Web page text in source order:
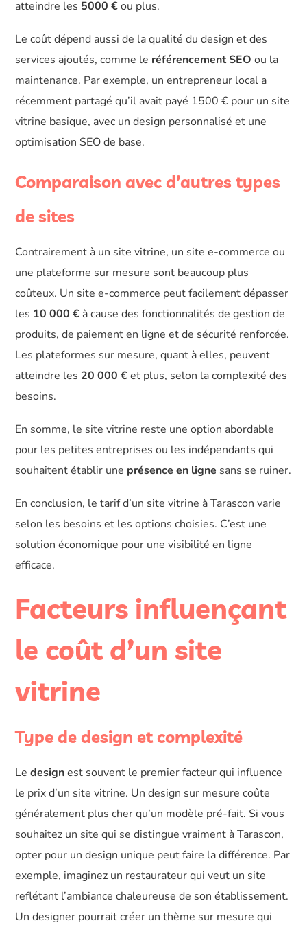
atteindre les 5000 €ou plus.
Le coût dépend aussi de la qualité du design et des
services ajoutés, comme le référencement SEO ou la
maintenance. Par exemple, un entrepreneur local a
récemment partagé qu’il avait payé 1500 € pour un site
vitrine basique, avec un design personnalisé et une
optimisation SEO de base.
Comparaison avec d’autres types
de sites
Contrairement à un site vitrine, un site e-commerce ou
une plateforme sur mesure sont beaucoup plus
coûteux. Un site e-commerce peut facilement dépasser
les 10 000 € à cause des fonctionnalités de gestion de
produits, de paiement en ligne et de sécurité renforcée.
Les plateformes sur mesure, quant à elles, peuvent
atteindre les 20 000 €et plus, selon la complexité des
besoins.
En somme, le site vitrine reste une option abordable
pour les petites entreprises ou les indépendants qui
souhaitent établir une présence en ligne sans se ruiner.
En conclusion, le tarif d’un site vitrine à Tarascon varie
selon les besoins et les options choisies. C’est une
solution économique pour une visibilité en ligne
efficace.
Facteurs influençant
le coût d’un site
vitrine
Type de design et complexité
Ledesignest souvent le premier facteur qui influence
le prix d’un site vitrine. Un design sur mesure coûte
généralement plus cher qu’un modèle pré-fait. Si vous
souhaitez un site qui se distingue vraiment à Tarascon,
opter pour un design unique peut faire la différence. Par
exemple, imaginez un restaurateur qui veut un site
reflétant l’ambiance chaleureuse de son établissement.
Un designer pourrait créer un thème sur mesure qui